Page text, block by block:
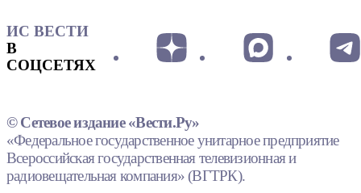
ИС ВЕСТИ
В
СОЦСЕТЯХ
© Сетевое издание «Вести.Ру»
«Федеральное государственное унитарное предприятие
Всероссийская государственная телевизионная и
радиовещательная компания» (ВГТРК).